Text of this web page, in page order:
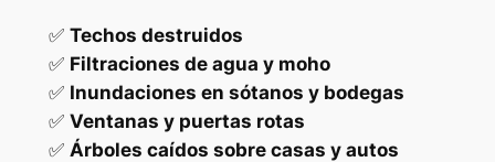
✅ Techos destruidos
✅ Filtraciones de agua y moho
✅ Inundaciones en sótanos y bodegas
✅ Ventanas y puertas rotas
✅ Árboles caídos sobre casas y autos